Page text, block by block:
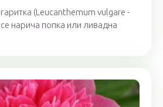
(Leucanthemum vulgare -
нарича попка или ливадна